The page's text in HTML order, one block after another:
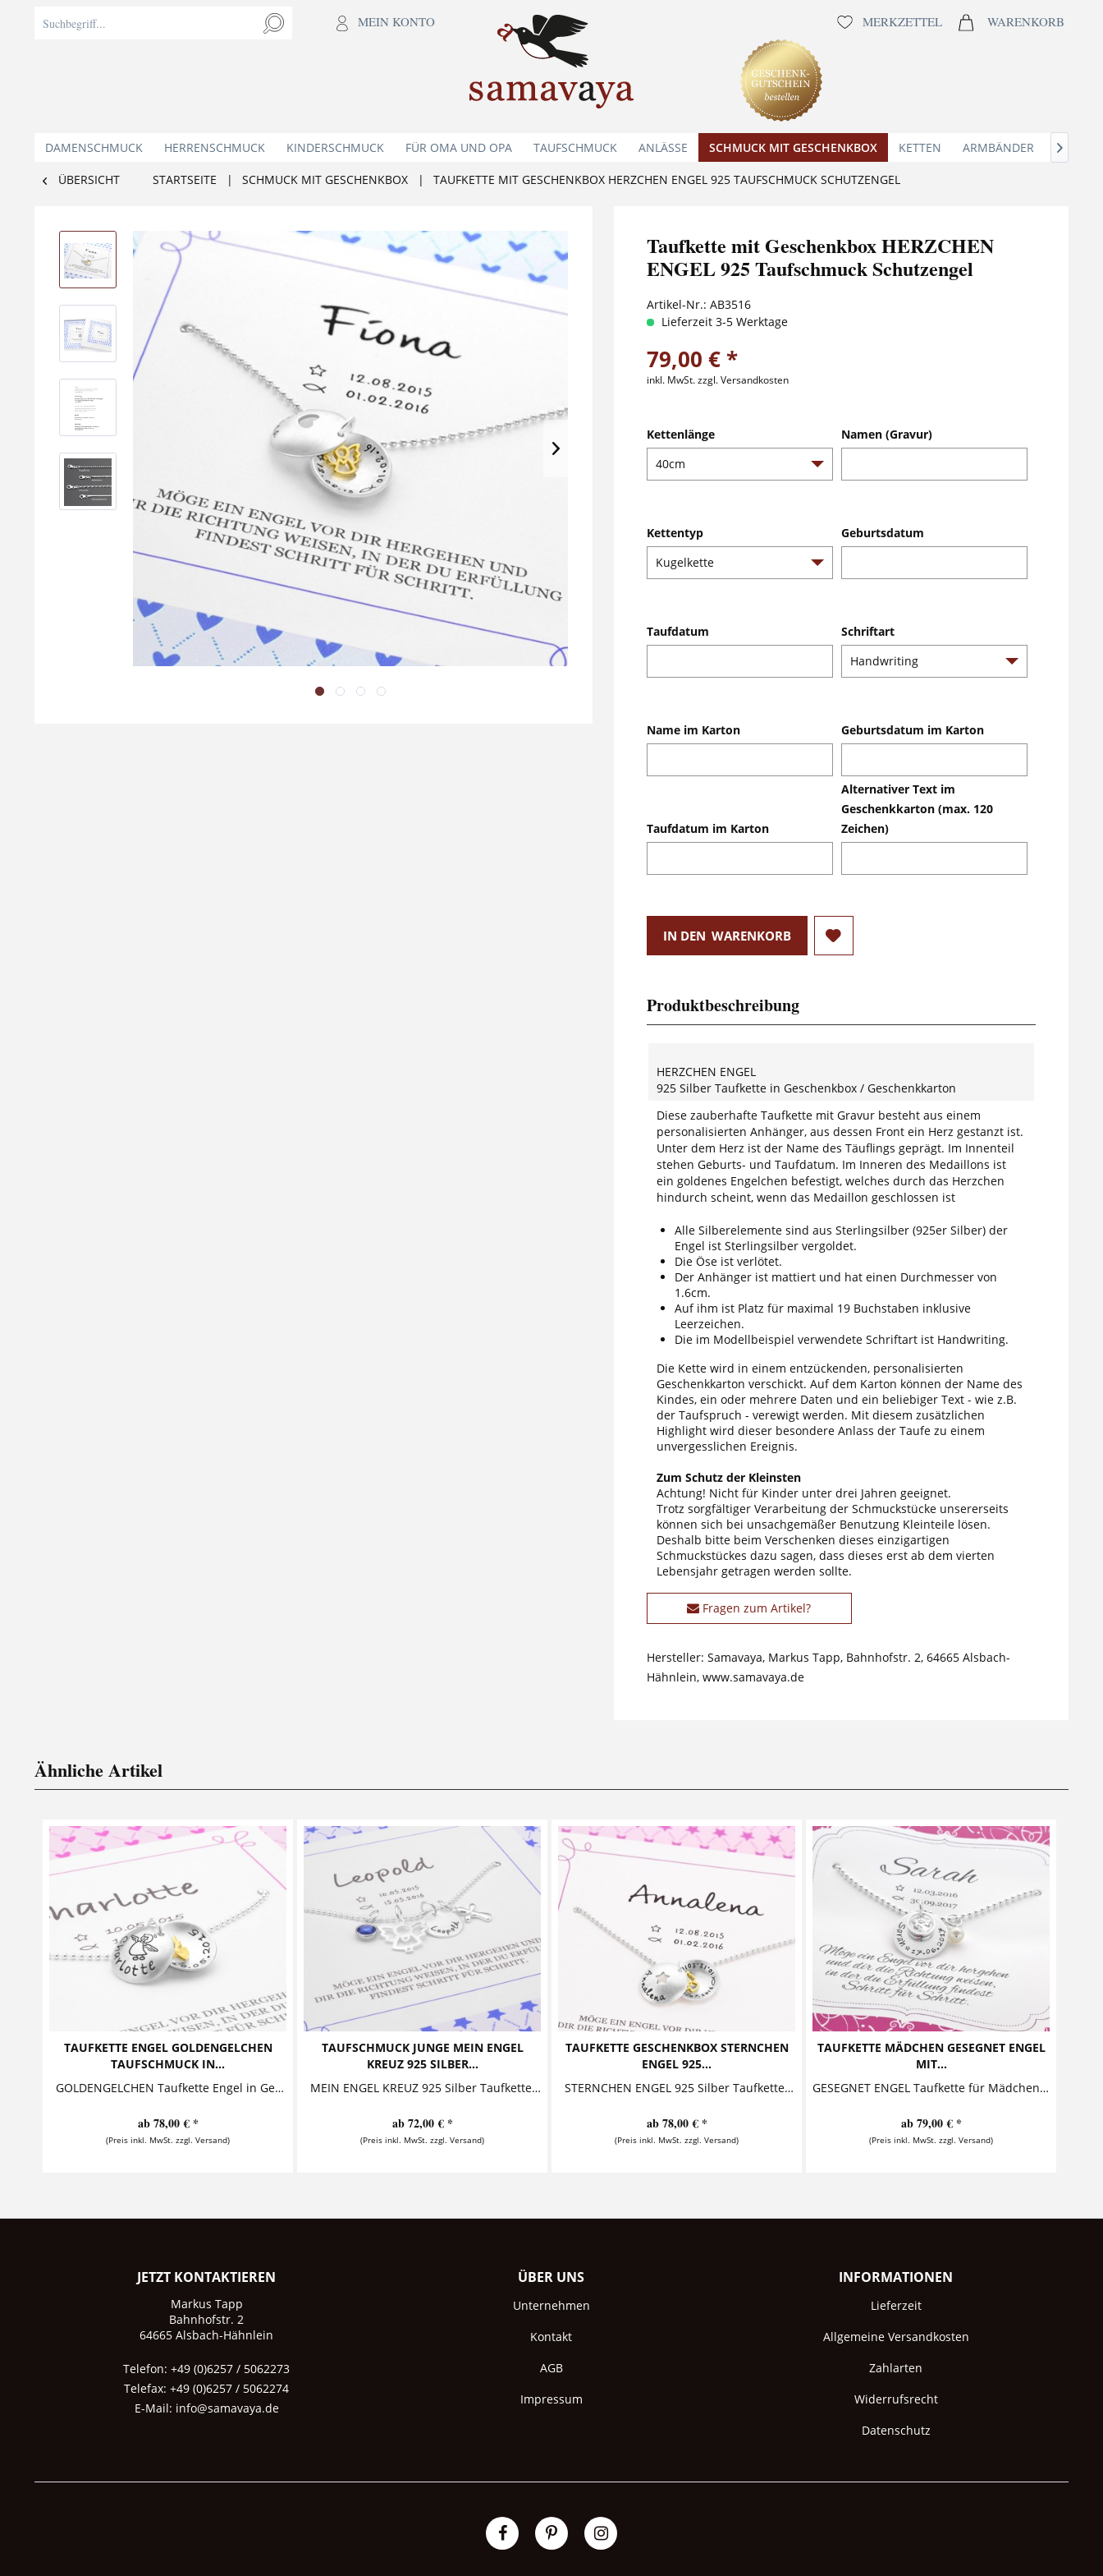
MEIN KONTO MERKZETTEL WARENKORB
DAMENSCHMUCK HERRENSCHMUCK KINDERSCHMUCK FÜR OMA UND OPA TAUFSCHMUCK ANLÄSSE SCHMUCK MIT GESCHENKBOX KETTEN ARMBÄNDER 
ÜBERSICHT STARTSEITE | SCHMUCK MIT GESCHENKBOX | TAUFKETTE MIT GESCHENKBOX HERZCHEN ENGEL 925 TAUFSCHMUCK SCHUTZENGEL
Taufkette mit Geschenkbox HERZCHEN
ENGEL 925 Taufschmuck Schutzengel
Artikel-Nr.: AB3516
Lieferzeit 3-5 Werktage
79,00 € *
inkl. MwSt.zzgl. Versandkosten
Kettenlänge
Kettentyp
Namen (Gravur)
Geburtsdatum
Taufdatum Schriftart
Name im Karton Geburtsdatum im Karton
Taufdatum im Karton
Alternativer Text im
Geschenkkarton (max. 120
Zeichen)
IN DEN WARENKORB
Produktbeschreibung
HERZCHEN ENGEL
925 Silber Taufkette in Geschenkbox / Geschenkkarton
Diese zauberhafte Taufkette mit Gravur besteht aus einem
personalisierten Anhänger, aus dessen Front ein Herz gestanzt ist.
Unter dem Herz ist der Name des Täuflings geprägt. Im Innenteil
stehen Geburts- und Taufdatum. Im Inneren des Medaillons ist
ein goldenes Engelchen befestigt, welches durch das Herzchen
hindurch scheint, wenn das Medaillon geschlossen ist
Alle Silberelemente sind aus Sterlingsilber (925er Silber) der
Engel ist Sterlingsilber vergoldet.
Die Öse ist verlötet.
Der Anhänger ist mattiert und hat einen Durchmesser von
1.6cm.
Auf ihm ist Platz für maximal 19 Buchstaben inklusive
Leerzeichen.
Die im Modellbeispiel verwendete Schriftart ist Handwriting.
Die Kette wird in einem entzückenden, personalisierten
Geschenkkarton verschickt. Auf dem Karton können der Name des
Kindes, ein oder mehrere Daten und ein beliebiger Text - wie z.B.
der Taufspruch - verewigt werden. Mit diesem zusätzlichen
Highlight wird dieser besondere Anlass der Taufe zu einem
unvergesslichen Ereignis.
Zum Schutz der Kleinsten
Achtung! Nicht für Kinder unter drei Jahren geeignet.
Trotz sorgfältiger Verarbeitung der Schmuckstücke unsererseits
können sich bei unsachgemäßer Benutzung Kleinteile lösen.
Deshalb bitte beim Verschenken dieses einzigartigen
Schmuckstückes dazu sagen, dass dieses erst ab dem vierten
Lebensjahr getragen werden sollte.
Fragen zum Artikel?
Hersteller: Samavaya, Markus Tapp, Bahnhofstr. 2, 64665 Alsbach-
Hähnlein, www.samavaya.de
Ähnliche Artikel
TAUFKETTE ENGEL GOLDENGELCHEN
TAUFSCHMUCK IN...
GOLDENGELCHEN Taufkette Engel in Geschenkkarton Diese bezaubernde Taufkette mit Gravur besteht aus einem personalisierten Anhänger, in dessen...
ab 78,00 € *
(Preis inkl. MwSt. zzgl. Versand)
TAUFSCHMUCK JUNGE MEIN ENGEL
KREUZ 925 SILBER...
MEIN ENGEL KREUZ 925 Silber Taufkette in Geschenkbox Taufkette bestehend aus einem süßen kleinen Engel, einem Namensanhänger, einem Kreuz und...
ab 72,00 € *
(Preis inkl. MwSt. zzgl. Versand)
TAUFKETTE GESCHENKBOX STERNCHEN
ENGEL 925...
STERNCHEN ENGEL 925 Silber Taufkette in Geschenkbox Diese entzückende Taufkette aus 925 Sterling Silber besteht aus einem personalisierten...
ab 78,00 € *
(Preis inkl. MwSt. zzgl. Versand)
TAUFKETTE MÄDCHEN GESEGNET ENGEL
MIT...
GESEGNET ENGEL Taufkette für Mädchen mit Geschenkkarton Diese zauberhafte Taufkette mit Gravur besteht aus einem personalisierten Silberanhänger, der von einem süßen Schutzengel, einem...
ab 79,00 € *
(Preis inkl. MwSt. zzgl. Versand)
JETZT KONTAKTIEREN
Markus Tapp
Bahnhofstr. 2
64665 Alsbach-Hähnlein
Telefon: +49 (0)6257 / 5062273
Telefax: +49 (0)6257 / 5062274
E-Mail: info@samavaya.de
ÜBER UNS
Unternehmen
Kontakt
AGB
Impressum
INFORMATIONEN
Lieferzeit
Allgemeine Versandkosten
Zahlarten
Widerrufsrecht
Datenschutz